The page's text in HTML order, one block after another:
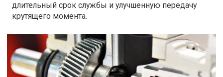
длительный срок службы и улучшенную передачу
крутящего момента.